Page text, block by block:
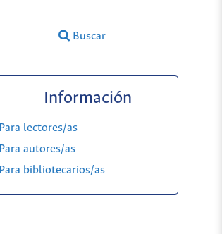
Buscar
Información
Para lectores/as
Para autores/as
Para bibliotecarios/as